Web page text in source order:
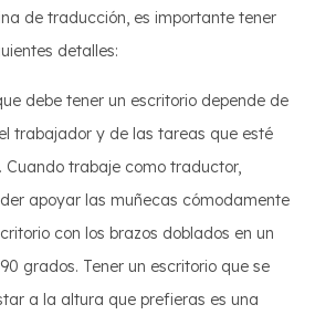
de traducción, es importante tener
detalles:
debe tener un escritorio depende de
trabajador y de las tareas que esté
Cuando trabaje como traductor,
apoyar las muñecas cómodamente
con los brazos doblados en un
grados. Tener un escritorio que se
a la altura que prefieras es una